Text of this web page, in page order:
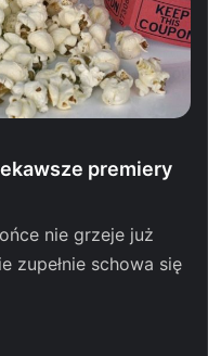
premiery
nie grzeje już
zupełnie schowa się